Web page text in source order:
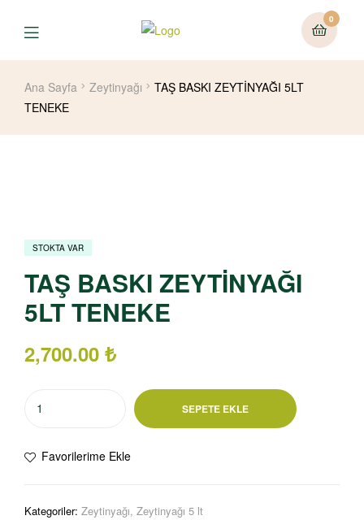
0
Ana Sayfa Zeytinyağı
TAŞ BASKI ZEYTİNYAĞI 5LT
TENEKE
STOKTA VAR
TAŞ BASKI ZEYTİNYAĞI
5LT TENEKE
2,700.00 ₺
SEPETE EKLE
Favorilerime Ekle
Kategoriler: Zeytinyağı, Zeytinyağı 5 lt